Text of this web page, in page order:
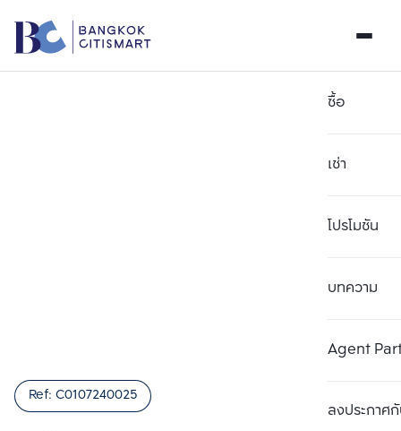
ซื้อ
เช่า
โปรโมชัน
บทความ
Agent
ลงประกาศกั
Ref: C0107240025เปรียบเทียบ